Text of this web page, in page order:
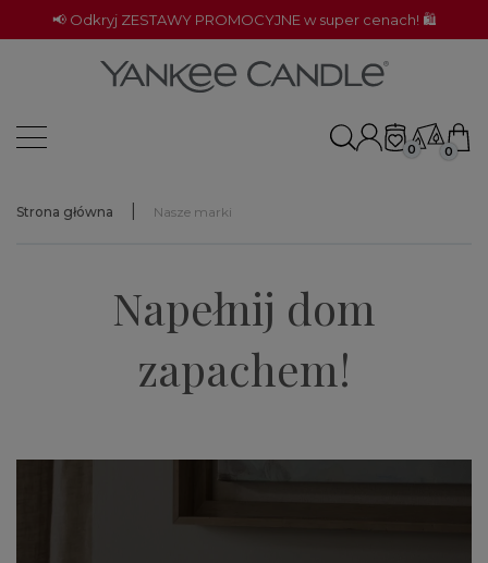
📢 Odkryj ZESTAWY PROMOCYJNE w super cenach! 🛍️
0 0
Strona główna Nasze marki
Napełnij dom
zapachem!